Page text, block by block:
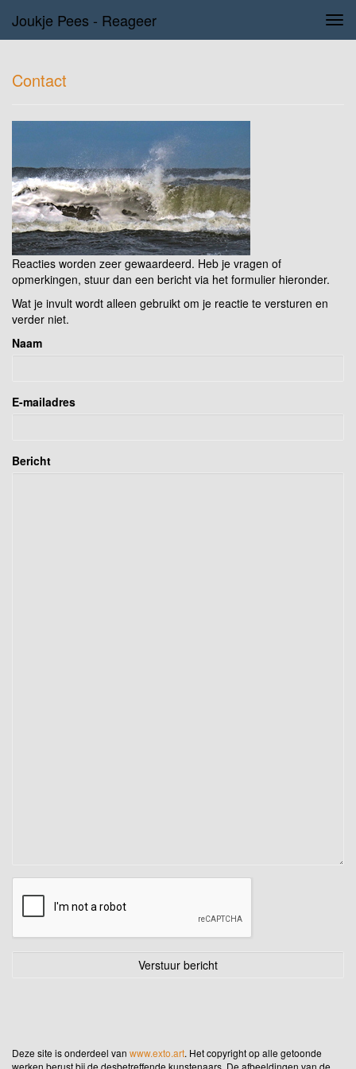
Joukje Pees - Reageer
Contact
Reacties worden zeer gewaardeerd. Heb je vragen of
opmerkingen, stuur dan een bericht via het formulier hieronder.
Wat je invult wordt alleen gebruikt om je reactie te versturen en
verder niet.
Naam
E-mailadres
Bericht
Deze site is onderdeel van www.exto.art. Het copyright op alle getoonde
werken berust bij de desbetreffende kunstenaars. De afbeeldingen van de